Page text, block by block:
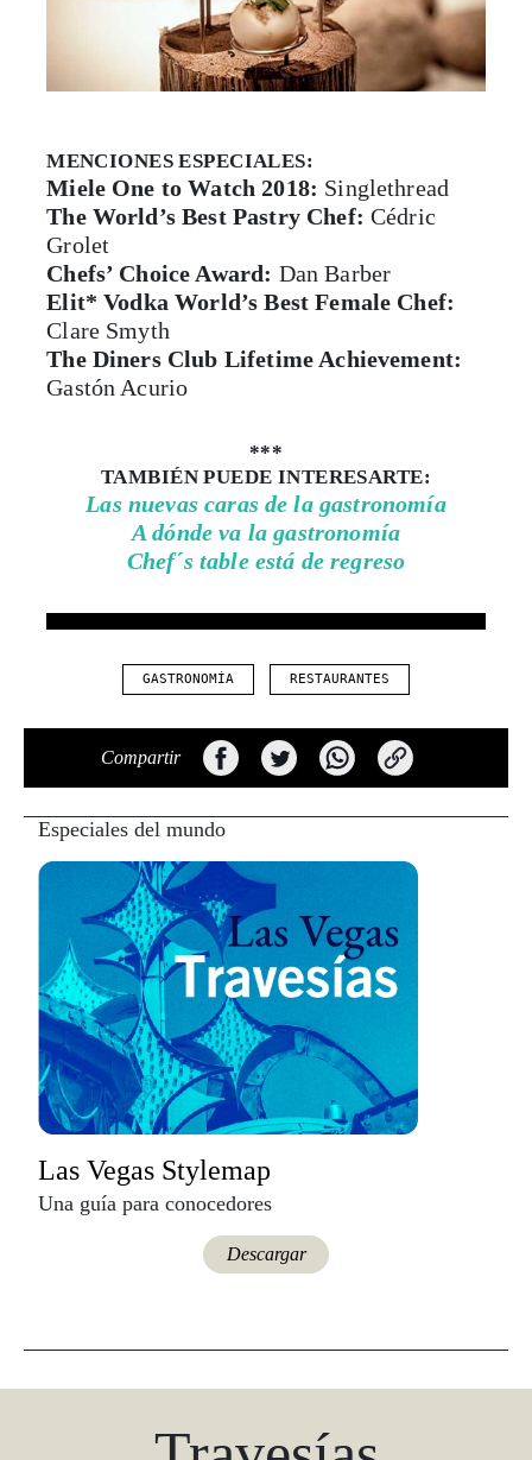
MENCIONES ESPECIALES:
Miele One to Watch 2018: Singlethread
The World’s Best Pastry Chef: Cédric
Grolet
Chefs’ Choice Award: Dan Barber
Elit* Vodka World’s Best Female Chef:
Clare Smyth
The Diners Club Lifetime Achievement:
Gastón Acurio
***
TAMBIÉN PUEDE INTERESARTE:
Las nuevas caras de la gastronomía
A dónde va la gastronomía
Chef´s table está de regreso
GASTRONOMÍA RESTAURANTES
Compartir
Especiales del mundo
Las Vegas Stylemap
Una guía para conocedores
Descargar